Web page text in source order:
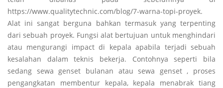
https://www.qualitytechnic.com/blog/7-warna-topi-proyek.
Alat ini sangat berguna bahkan termasuk yang terpenting
dari sebuah proyek. Fungsi alat bertujuan untuk menghindari
atau mengurangi impact di kepala apabila terjadi sebuah
kesalahan dalam teknis bekerja. Contohnya seperti bila
sedang sewa genset bulanan atau sewa genset , proses
pengangkatan membentur kepala, kepala menabrak tiang